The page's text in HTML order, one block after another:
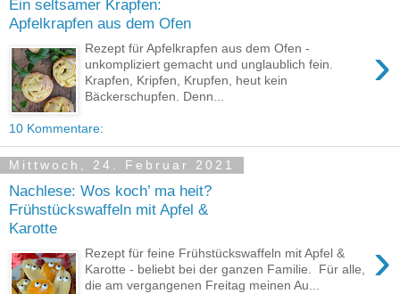
Ein seltsamer Krapfen:
Apfelkrapfen aus dem Ofen
›
Rezept für Apfelkrapfen aus dem Ofen -
unkompliziert gemacht und unglaublich fein.
Krapfen, Kripfen, Krupfen, heut kein
Bäckerschupfen. Denn...
10 Kommentare:
Mittwoch, 24. Februar 2021
Nachlese: Wos koch’ ma heit?
Frühstückswaffeln mit Apfel &
Karotte
›
Rezept für feine Frühstückswaffeln mit Apfel &
Karotte - beliebt bei der ganzen Familie. Für alle,
die am vergangenen Freitag meinen Au...